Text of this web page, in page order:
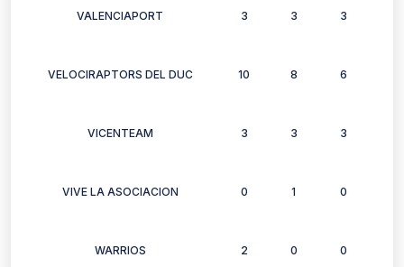
VALENCIAPORT 3 3 3
VELOCIRAPTORS DEL DUC 10 8 6
VICENTEAM 3 3 3
VIVE LA ASOCIACION 0 1 0
WARRIOS 2 0 0